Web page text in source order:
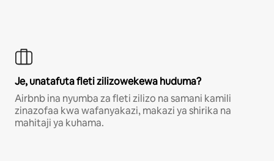
Je, unatafuta fleti zilizowekewa huduma?
Airbnb ina nyumba za fleti zilizo na samani kamili
zinazofaa kwa wafanyakazi, makazi ya shirika na
mahitaji ya kuhama.